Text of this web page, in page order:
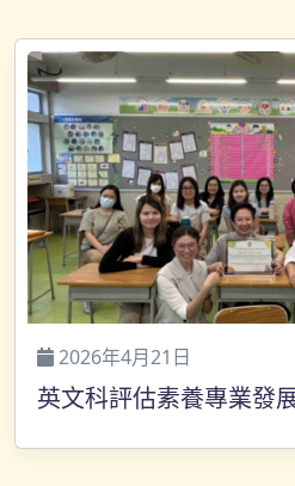
2026年4月21日
英文科評估素養專業發